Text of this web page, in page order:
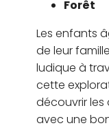
Forêt
Les enfants
de leur
ludique à
cette
découvrir
avec une